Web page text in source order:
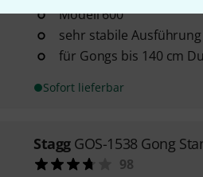
Modell 600
sehr stabile Ausführung
für Gongs bis 140 cm
Sofort lieferbar
Stagg GOS-1538 Gong
98